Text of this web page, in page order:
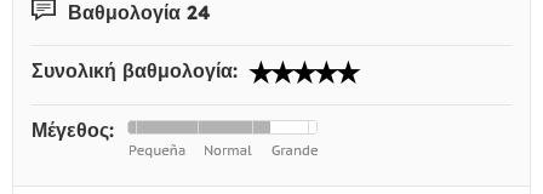
Βαθμολογία 24
Συνολική βαθμολογία:
Μέγεθος: